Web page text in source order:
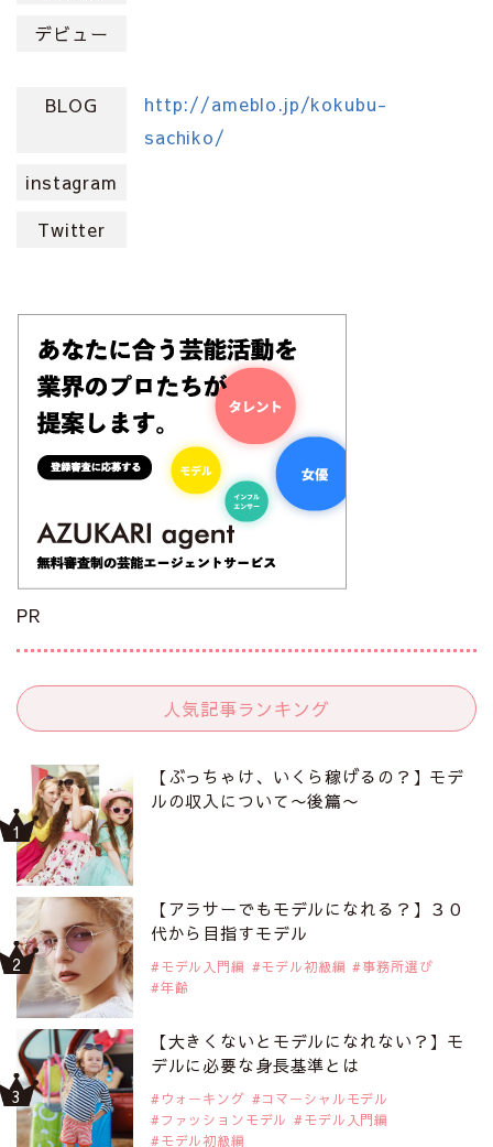
デビュー
BLOG
http://ameblo.jp/kokubu-
sachiko/
instagram
Twitter
PR
人気記事ランキング
【ぶっちゃけ、いくら稼げるの？】モデ
ルの収入について〜後篇〜
【アラサーでもモデルになれる？】３０
代から目指すモデル
モデル入門編 モデル初級編
事務所選び
年齢
【大きくないとモデルになれない？】モ
デルに必要な身長基準とは
ウォーキング
コマーシャルモデル
ファッションモデル
モデル入門編
モデル初級編